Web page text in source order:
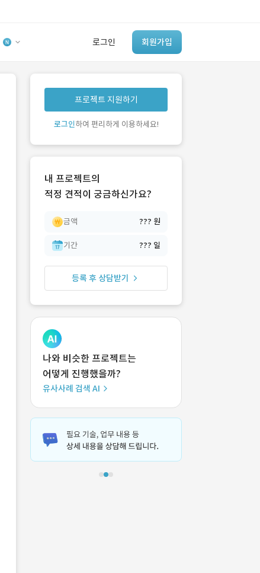
로그인 회원가입
유사사례 검색 AI
‘이런 거’ 만들어본
개발 회사 있어?
프로젝트 지원하기
로그인하여 편리하게 이용하세요!
내 프로젝트의
적정 견적이 궁금하신가요?
금액 ??? 원
기간 ??? 일
등록 후 상담받기
나와 비슷한 프로젝트는
어떻게 진행했을까?
유사사례 검색 AI